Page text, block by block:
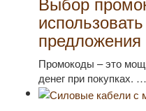
предложения
Промокоды – это
денег при покупках. …